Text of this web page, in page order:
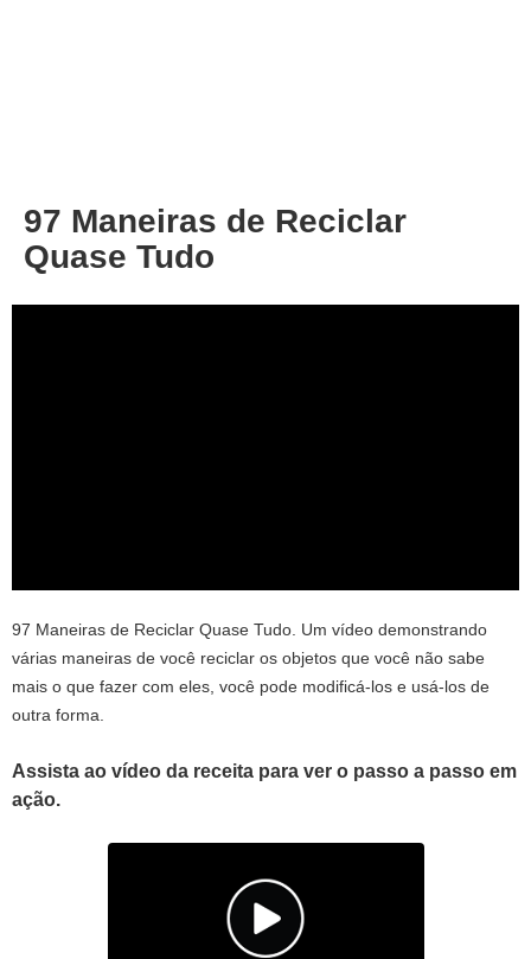
97 Maneiras de Reciclar
Quase Tudo
97 Maneiras de Reciclar Quase Tudo. Um vídeo demonstrando
várias maneiras de você reciclar os objetos que você não sabe
mais o que fazer com eles, você pode modificá-los e usá-los de
outra forma.
Assista ao vídeo da receita para ver o passo a passo em
ação.